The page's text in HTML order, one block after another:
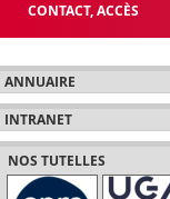
CONTACT, ACCÈS
ANNUAIRE
INTRANET
NOS TUTELLES